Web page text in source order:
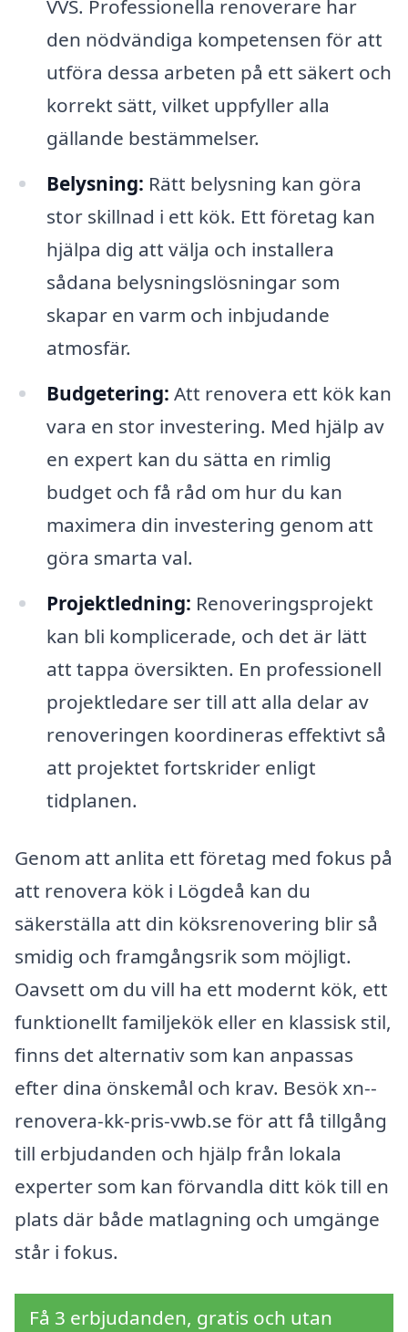
VVS. Professionella renoverare har
den nödvändiga kompetensen för att
utföra dessa arbeten på ett säkert och
korrekt sätt, vilket uppfyller alla
gällande bestämmelser.
Belysning: Rätt belysning kan göra
stor skillnad i ett kök. Ett företag kan
hjälpa dig att välja och installera
sådana belysningslösningar som
skapar en varm och inbjudande
atmosfär.
Budgetering: Att renovera ett kök kan
vara en stor investering. Med hjälp av
en expert kan du sätta en rimlig
budget och få råd om hur du kan
maximera din investering genom att
göra smarta val.
Projektledning: Renoveringsprojekt
kan bli komplicerade, och det är lätt
att tappa översikten. En professionell
projektledare ser till att alla delar av
renoveringen koordineras effektivt så
att projektet fortskrider enligt
tidplanen.
Genom att anlita ett företag med fokus på
att renovera kök i Lögdeå kan du
säkerställa att din köksrenovering blir så
smidig och framgångsrik som möjligt.
Oavsett om du vill ha ett modernt kök, ett
funktionellt familjekök eller en klassisk stil,
finns det alternativ som kan anpassas
efter dina önskemål och krav. Besök xn--
renovera-kk-pris-vwb.se för att få tillgång
till erbjudanden och hjälp från lokala
experter som kan förvandla ditt kök till en
plats där både matlagning och umgänge
står i fokus.
Få 3 erbjudanden, gratis och utan